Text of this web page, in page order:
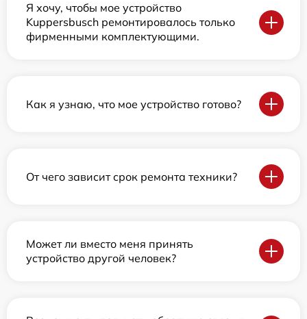
Я хочу, чтобы мое устройство
Kuppersbusch ремонтировалось только
фирменными комплектующими.
Как я узнаю, что мое устройство готово?
От чего зависит срок ремонта техники?
Может ли вместо меня принять
устройство другой человек?